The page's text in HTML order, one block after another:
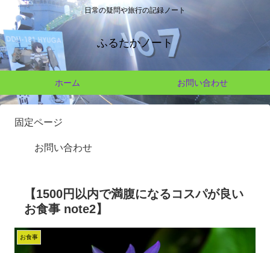
日常の疑問や旅行の記録ノート
ふるたかノート
ホーム お問い合わせ
固定ページ
お問い合わせ
【1500円以内で満腹になるコスパが良い
お食事 note2】
お食事